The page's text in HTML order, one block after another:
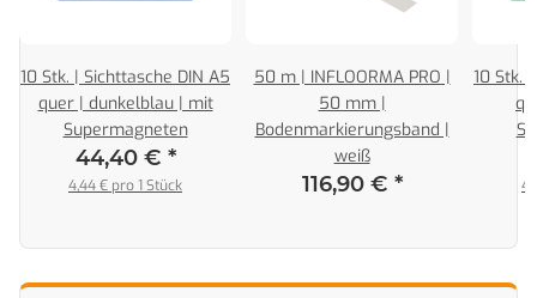
10 Stk. | Sichttasche DIN A5
quer | dunkelblau | mit
Supermagneten
44,40 € *
4,44 € pro 1 Stück
50 m | INFLOORMA PRO |
50 mm |
Bodenmarkierungsband |
weiß
116,90 € *
10 Stk.